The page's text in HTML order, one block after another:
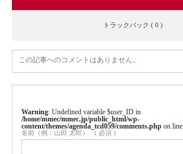
トラックバック ( 0 )
この記事へのコメントはありません。
Warning : Undefined variable $user_ID in
/home/mmec/mmec.jp/public_html/wp-
content/themes/agenda_tcd059/comments.php on line
名前（例：山田 太郎） ( 必須 )